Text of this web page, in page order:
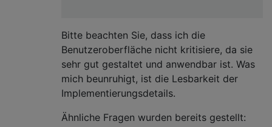
_Ty operator()()
{
// return next value
// to quiet
   _Ty _Divisor = (_Ty)_Mx;
_Prev = _Mx ? ((_Ity)_Ax * _Prev +
if (_Prev < _Zero)
Bitte beachten Sie, dass ich die
Benutzeroberfläche nicht kritisiere, da sie
sehr gut gestaltet und anwendbar ist. Was
mich beunruhigt, ist die Lesbarkeit der
Implementierungsdetails.
Ähnliche Fragen wurden bereits gestellt: